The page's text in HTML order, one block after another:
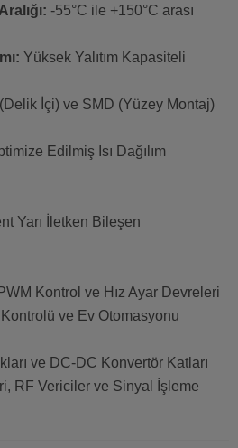
-55°C ile +150°C arası
Yüksek Yalıtım Kapasiteli
İçi) ve SMD (Yüzey Montaj)
Edilmiş Isı Dağılım
Yarı İletken Bileşen
Kontrol ve Hız Ayar Devreleri
Kontrolü ve Ev Otomasyonu
ve DC-DC Konvertör Katları
RF Vericiler ve Sinyal İşleme